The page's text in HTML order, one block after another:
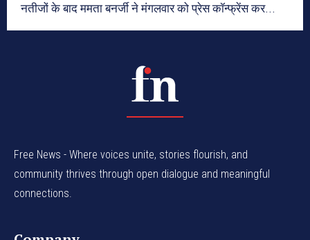
नतीजों के बाद ममता बनर्जी ने मंगलवार को प्रेस कॉन्फ्रेंस कर...
Free News - Where voices unite, stories flourish, and
community thrives through open dialogue and meaningful
connections.